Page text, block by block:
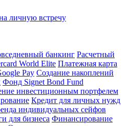
личную встречу
банкинг Расчетный
World Elite Платежная карта
Pay Создание накоплений
Фонд Signet Bond Fund
инвестиционным портфелем
Кредит для личных нужд
индивидуальных сейфов
для бизнеса Финансирование